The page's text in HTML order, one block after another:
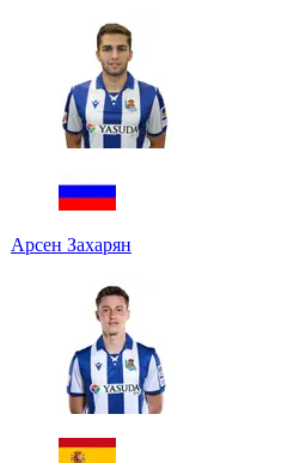
Арсен Захарян